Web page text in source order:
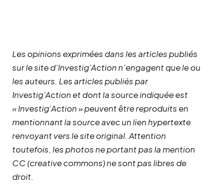
Les opinions exprimées dans les articles publiés
sur le site d’Investig’Action n’engagent que le ou
les auteurs. Les articles publiés par
Investig’Action et dont la source indiquée est
« Investig’Action » peuvent être reproduits en
mentionnant la source avec un lien hypertexte
renvoyant vers le site original. Attention
toutefois, les photos ne portant pas la mention
CC (creative commons) ne sont pas libres de
droit.